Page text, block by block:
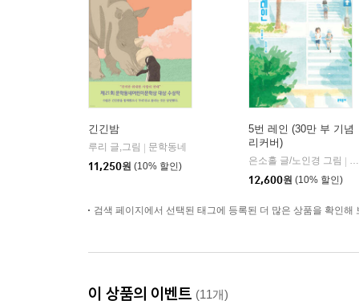
긴긴밤
루리 글,그림
문학동네
11,250원 (10% 할인)
5번 레인 (30만 부 기념
리커버)
은소홀 글/노인경 그림
12,600원 (10% 할인)
검색 페이지에서 선택된 태그에 등록된 더 많은 상품을 확인해
이 상품의 이벤트 (11개)